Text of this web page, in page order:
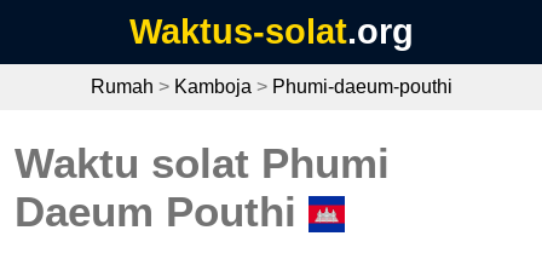
Waktus-solat.org
Rumah > Kamboja > Phumi-daeum-pouthi
Waktu solat Phumi
Daeum Pouthi